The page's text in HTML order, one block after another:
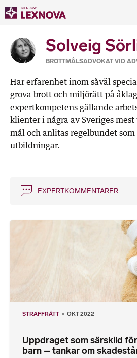
Solveig
BROTTMÅLSADVOKAT VID
Har erfarenhet inom såväl
grova brott och miljörätt på
expertkompetens gällande
klienter i några av Sveriges
mål och anlitas regelbundet
utbildningar.
EXPERTKOMMENTARER
STRAFFRÄTT OKT 2022
Uppdraget som särskild
barn – tankar om